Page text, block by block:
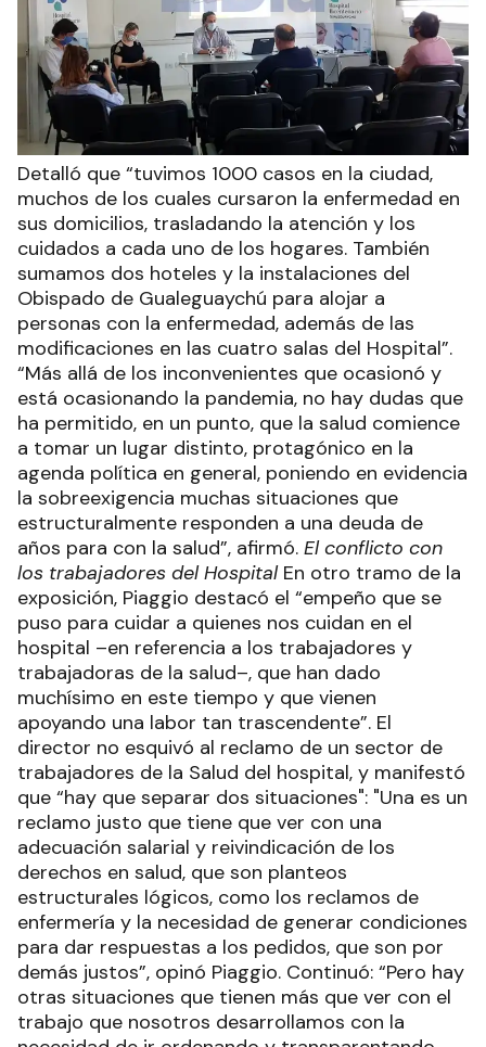
Detalló que “tuvimos 1000 casos en la ciudad,
muchos de los cuales cursaron la enfermedad en
sus domicilios, trasladando la atención y los
cuidados a cada uno de los hogares. También
sumamos dos hoteles y la instalaciones del
Obispado de Gualeguaychú para alojar a
personas con la enfermedad, además de las
modificaciones en las cuatro salas del Hospital”.
“Más allá de los inconvenientes que ocasionó y
está ocasionando la pandemia, no hay dudas que
ha permitido, en un punto, que la salud comience
a tomar un lugar distinto, protagónico en la
agenda política en general, poniendo en evidencia
la sobreexigencia muchas situaciones que
estructuralmente responden a una deuda de
años para con la salud”, afirmó. El conflicto con
los trabajadores del HospitalEn otro tramo de la
exposición, Piaggio destacó el “empeño que se
puso para cuidar a quienes nos cuidan en el
hospital –en referencia a los trabajadores y
trabajadoras de la salud–, que han dado
muchísimo en este tiempo y que vienen
apoyando una labor tan trascendente”. El
director no esquivó al reclamo de un sector de
trabajadores de la Salud del hospital, y manifestó
que “hay que separar dos situaciones": "Una es un
reclamo justo que tiene que ver con una
adecuación salarial y reivindicación de los
derechos en salud, que son planteos
estructurales lógicos, como los reclamos de
enfermería y la necesidad de generar condiciones
para dar respuestas a los pedidos, que son por
demás justos”, opinó Piaggio. Continuó: “Pero hay
otras situaciones que tienen más que ver con el
trabajo que nosotros desarrollamos con la